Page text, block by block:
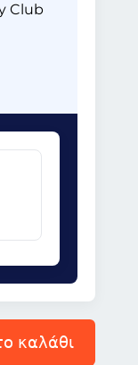
Club
καλάθι